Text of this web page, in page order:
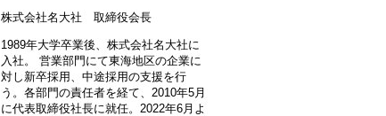
株式会社名大社 取締役会長
1989年大学卒業後、株式会社名大社に
入社。 営業部門にて東海地区の企業に
対し新卒採用、中途採用の支援を行
う。各部門の責任者を経て、2010年5月
に代表取締役社長に就任。2022年6月よ